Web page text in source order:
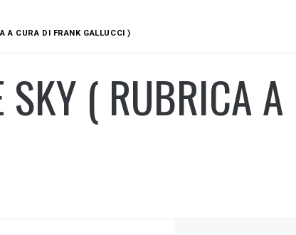
A CURA DI FRANK GALLUCCI )
SKY ( RUBRICA